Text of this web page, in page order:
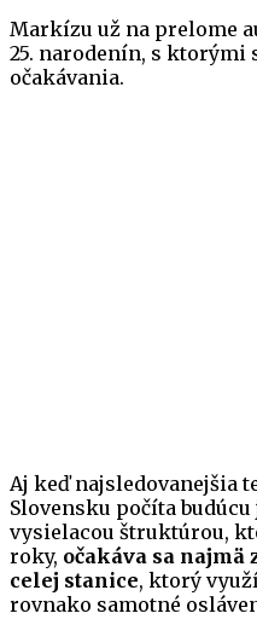
Markízu už na prelome
25. narodenín, s ktorými
očakávania.
Aj keď najsledovanejšia
Slovensku počíta
vysielacou štruktúrou,
roky, očakáva sa najmä
celej stanice, ktorý
rovnako samotné